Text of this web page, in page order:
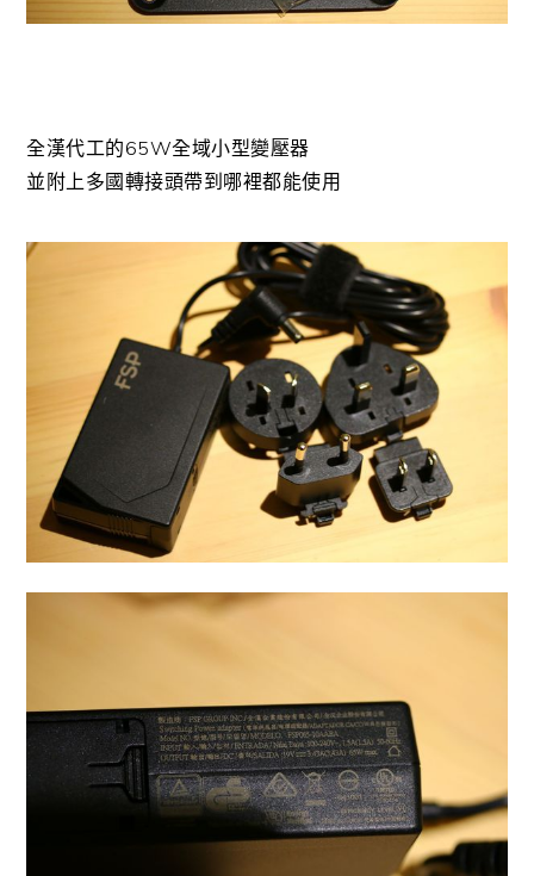
全漢代工的65W全域小型變壓器
並附上多國轉接頭帶到哪裡都能使用